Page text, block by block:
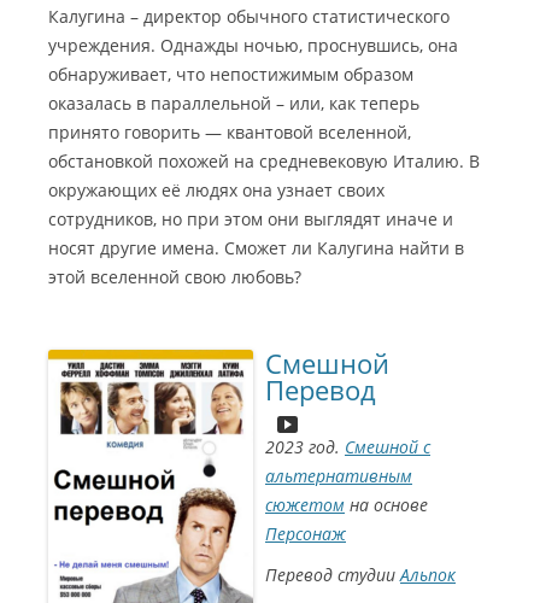
Калугина – директор обычного статистического
учреждения. Однажды ночью, проснувшись, она
обнаруживает, что непостижимым образом
оказалась в параллельной – или, как теперь
принято говорить — квантовой вселенной,
обстановкой похожей на средневековую Италию. В
окружающих её людях она узнает своих
сотрудников, но при этом они выглядят иначе и
носят другие имена. Сможет ли Калугина найти в
этой вселенной свою любовь?
Смешной
Перевод
2023 год. Смешной с
альтернативным
сюжетом на основе
Персонаж
Перевод студииАльпок